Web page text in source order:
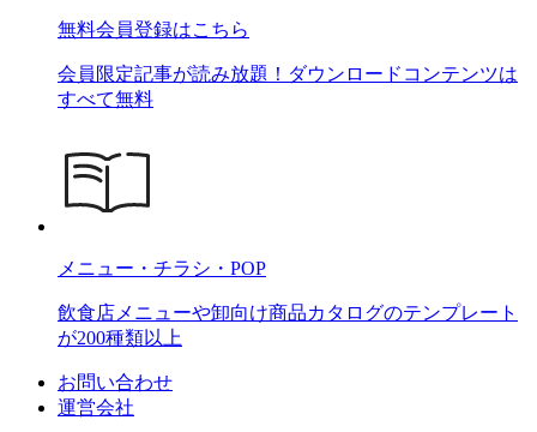
無料会員登録はこちら
会員限定記事が読み放題！ダウンロードコンテンツは
すべて無料
メニュー・チラシ・POP
飲食店メニューや卸向け商品カタログのテンプレート
が200種類以上
お問い合わせ
運営会社